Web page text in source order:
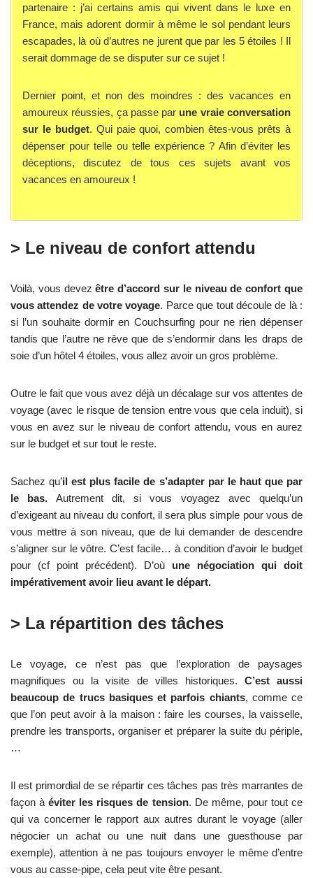
partenaire : j’ai certains amis qui vivent dans le luxe en
France, mais adorent dormir à même le sol pendant leurs
escapades, là où d’autres ne jurent que par les 5 étoiles ! Il
serait dommage de se disputer sur ce sujet !
Dernier point, et non des moindres : des vacances en
amoureux réussies, ça passe par une vraie conversation
sur le budget. Qui paie quoi, combien êtes-vous prêts à
dépenser pour telle ou telle expérience ? Afin d’éviter les
déceptions, discutez de tous ces sujets avant vos
vacances en amoureux !
> Le niveau de confort attendu
Voilà, vous devezêtre d’accord sur le niveau de confort que
vous attendez de votre voyage. Parce que tout découle de là :
si l’un souhaite dormir en Couchsurfing pour ne rien dépenser
tandis que l’autre ne rêve que de s’endormir dans les draps de
soie d’un hôtel 4 étoiles, vous allez avoir un gros problème.
Outre le fait que vous avez déjà un décalage sur vos attentes de
voyage (avec le risque de tension entre vous que cela induit), si
vous en avez sur le niveau de confort attendu, vous en aurez
sur le budget et sur tout le reste.
Sachez qu’il est plus facile de s’adapter par le haut que par
le bas. Autrement dit, si vous voyagez avec quelqu’un
d’exigeant au niveau du confort, il sera plus simple pour vous de
vous mettre à son niveau, que de lui demander de descendre
s’aligner sur le vôtre. C’est facile… à condition d’avoir le budget
pour (cf point précédent). D’où une négociation qui doit
impérativement avoir lieu avant le départ.
> La répartition des tâches
Le voyage, ce n’est pas que l’exploration de paysages
magnifiques ou la visite de villes historiques. C’est aussi
beaucoup de trucs basiques et parfois chiants, comme ce
que l’on peut avoir à la maison : faire les courses, la vaisselle,
prendre les transports, organiser et préparer la suite du périple,
…
Il est primordial de se répartir ces tâches pas très marrantes de
façon àéviter les risques de tension. De même, pour tout ce
qui va concerner le rapport aux autres durant le voyage (aller
négocier un achat ou une nuit dans une guesthouse par
exemple), attention à ne pas toujours envoyer le même d’entre
vous au casse-pipe, cela peut vite être pesant.